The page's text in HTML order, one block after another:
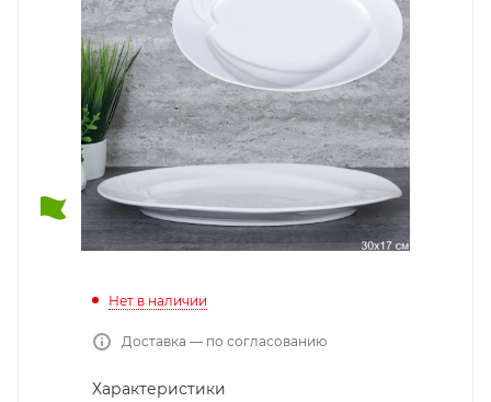
Нет в наличии
Доставка — по согласованию
Характеристики